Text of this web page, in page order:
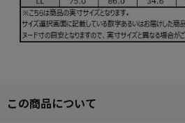
この商品について